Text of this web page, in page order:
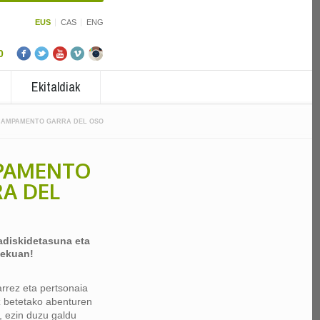
EUS CAS ENG
Ekitaldiak
GARRA DEL OSO
DEL
eta
eta pertsonaia
betetako abenturen
ezin duzu galdu